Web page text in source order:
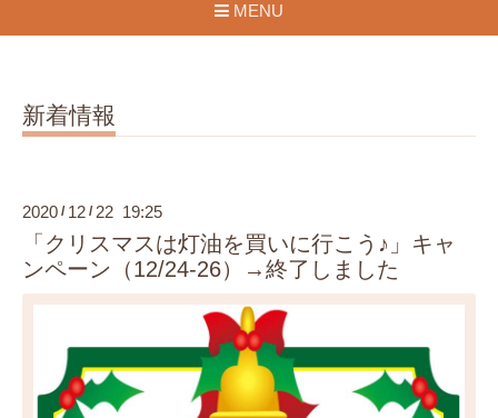
MENU
新着情報
2020 / 12 / 22 19:25
「クリスマスは灯油を買いに行こう♪」キャ
ンペーン（12/24-26）→終了しました